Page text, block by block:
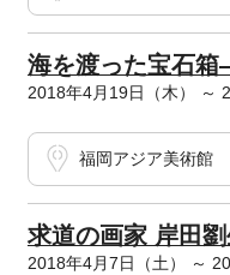
海を渡った宝石
2018年4月19日（木） ～
福岡アジア美術館
求道の画家 岸田
2018年4月7日（土） ～